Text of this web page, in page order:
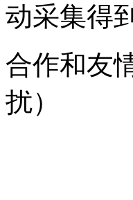
动采集得
合作和友
扰）